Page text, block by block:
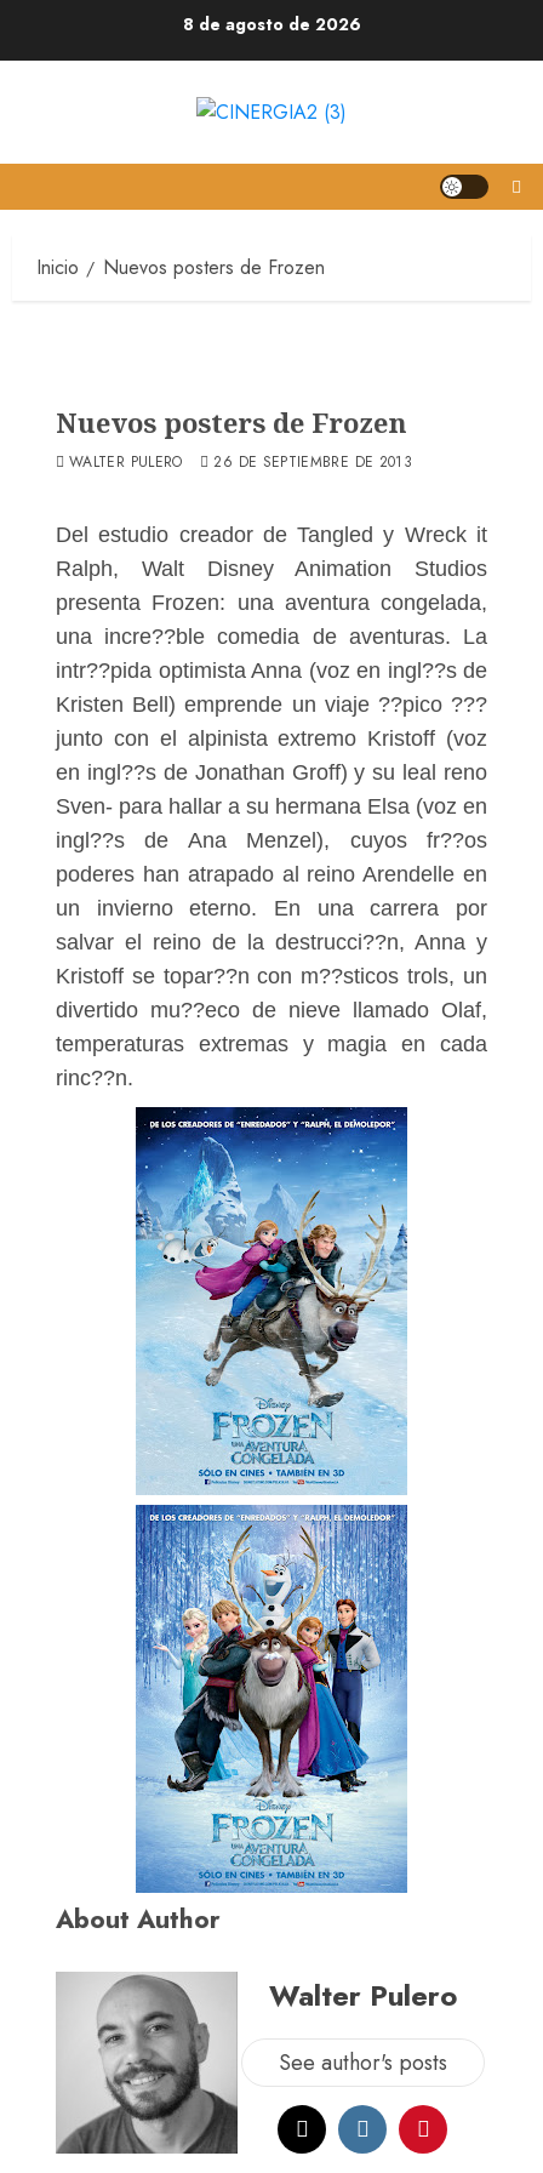
8 de agosto de 2026
Inicio Nuevos posters de Frozen
Nuevos posters de Frozen
WALTER PULERO 26 DE SEPTIEMBRE DE 2013
Del estudio creador de Tangled y Wreck it
Ralph, Walt Disney Animation Studios
presenta Frozen: una aventura congelada,
una incre??ble comedia de aventuras. La
intr??pida optimista Anna (voz en ingl??s de
Kristen Bell) emprende un viaje ??pico ???
junto con el alpinista extremo Kristoff (voz
en ingl??s de Jonathan Groff) y su leal reno
Sven- para hallar a su hermana Elsa (voz en
ingl??s de Ana Menzel), cuyos fr??os
poderes han atrapado al reino Arendelle en
un invierno eterno. En una carrera por
salvar el reino de la destrucci??n, Anna y
Kristoff se topar??n con m??sticos trols, un
divertido mu??eco de nieve llamado Olaf,
temperaturas extremas y magia en cada
rinc??n.
About Author
Walter Pulero
See author's posts